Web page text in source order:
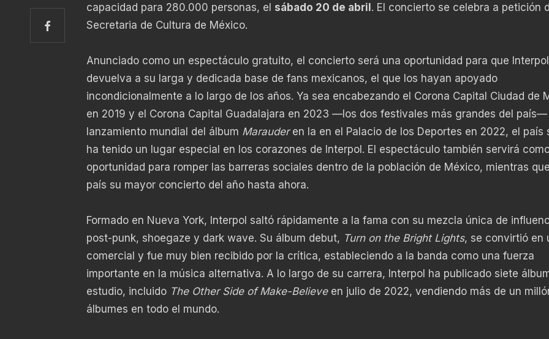
capacidad para 280.000 personas, el sábado 20 de abril. El concierto se celebra a petición
Secretaria de Cultura de México.
Anunciado como un espectáculo gratuito, el concierto será una oportunidad para que Interpol
devuelva a su larga y dedicada base de fans mexicanos, el que los hayan apoyado
incondicionalmente a lo largo de los años. Ya sea encabezando el Corona Capital Ciudad de
en 2019 y el Corona Capital Guadalajara en 2023 —los dos festivales más grandes del país—
lanzamiento mundial del álbum Marauderen la en el Palacio de los Deportes en 2022, el país
ha tenido un lugar especial en los corazones de Interpol. El espectáculo también servirá
oportunidad para romper las barreras sociales dentro de la población de México, mientras
país su mayor concierto del año hasta ahora.
Formado en Nueva York, Interpol saltó rápidamente a la fama con su mezcla única de
post-punk, shoegaze y dark wave. Su álbum debut, Turn on the Bright Lights, se convirtió en
comercial y fue muy bien recibido por la crítica, estableciendo a la banda como una fuerza
importante en la música alternativa. A lo largo de su carrera, Interpol ha publicado siete
estudio, incluido The Other Side of Make-Believeen julio de 2022, vendiendo más de un
álbumes en todo el mundo.